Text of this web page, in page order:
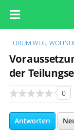
FORUM WEG,
der
0
Antworten